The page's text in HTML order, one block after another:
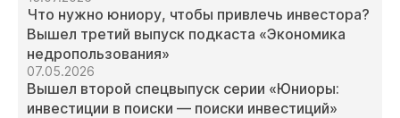
Что нужно юниору, чтобы привлечь инвестора?
Вышел третий выпуск подкаста «Экономика
недропользования»
07.05.2026
Вышел второй спецвыпуск серии «Юниоры:
инвестиции в поиски — поиски инвестиций»